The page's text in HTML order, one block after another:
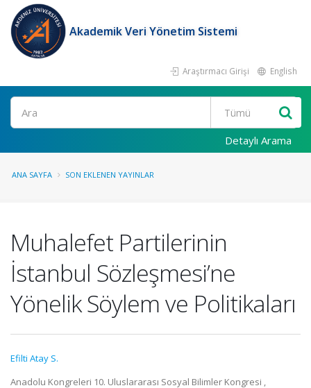
Akademik Veri Yönetim Sistemi
Araştırmacı Girişi English
Ara
Detaylı Arama
ANA SAYFA SON EKLENEN YAYINLAR
Muhalefet Partilerinin
İstanbul Sözleşmesi’ne
Yönelik Söylem ve Politikaları
Efilti Atay S.
Anadolu Kongreleri 10. Uluslararası Sosyal Bilimler Kongresi ,